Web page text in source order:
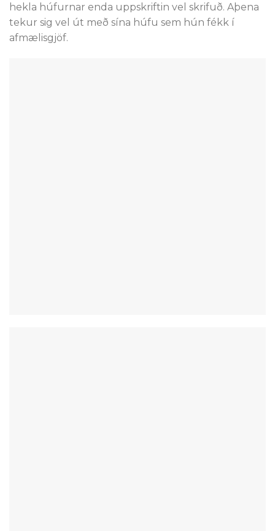
hekla húfurnar enda uppskriftin vel skrifuð. Aþena
tekur sig vel út með sína húfu sem hún fékk í
afmælisgjöf.